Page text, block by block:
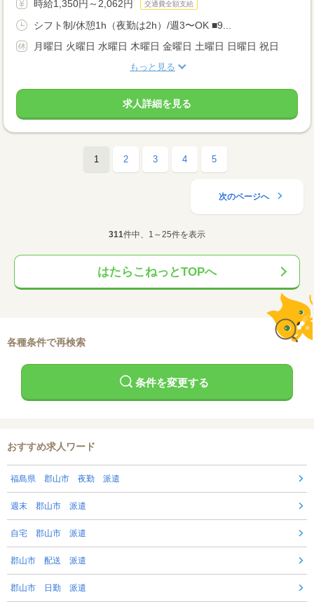
時給1,350円～2,062円 交通費全額支給
シフト制/休憩1h（夜勤は2h）/週3〜OK ■9...
月曜日 火曜日 水曜日 木曜日 金曜日 土曜日 日曜日 祝日
もっと見る
求人詳細を見る
1 2 3 4 5
次のページへ
311件中、1～25件を表示
はたらこねっとTOPへ
各種条件で再検索
条件を変更する
おすすめ求人ワード
福島県 郡山市 夜勤 派遣
週末 郡山市 派遣
自宅 郡山市 派遣
郡山市 配送 派遣
郡山市 日勤 派遣